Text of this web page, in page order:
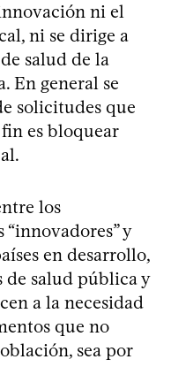
ni el
ni se dirige a
salud de la
En general se
solicitudes que
es bloquear
los
y
en desarrollo,
de salud pública y
a la necesidad
que no
sea por